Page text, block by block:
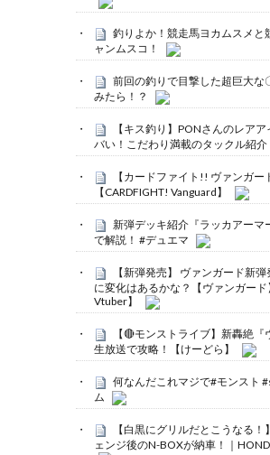
釣りよか！競走馬ヨカムスメと
ャンムスコ！
前回の釣りで目撃した超巨大な
みたら！？
【キス釣り】PONさんのレア
バい！こだわり満載のタックル紹介
【カードファイト!! ヴァンガー
【CARDFIGHT! Vanguard】
新弾デッキ紹介『ラッカアーマ
で解説！ #デュエマ
【新弾発売】 ヴァンガード新
に変化はあるかな？【ヴァンガード
Vtuber】
【🔴モンストライブ】新轟絶『
生放送で攻略！【けーどら】
何なんだこれマジで#モンスト
ム
【白黒にグリルだとこうなる！
ェンジ後のN-BOXが納車！｜